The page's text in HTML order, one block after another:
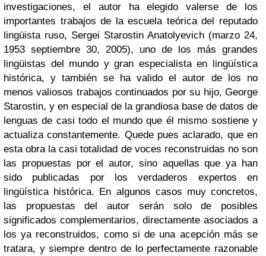
investigaciones, el autor ha elegido valerse de los
importantes trabajos de la escuela teórica del reputado
lingüista ruso, Sergei Starostin Anatolyevich (marzo 24,
1953 septiembre 30, 2005), uno de los más grandes
lingüistas del mundo y gran especialista en lingüística
histórica, y también se ha valido el autor de los no
menos valiosos trabajos continuados por su hijo, George
Starostin, y en especial de la grandiosa base de datos de
lenguas de casi todo el mundo que él mismo sostiene y
actualiza constantemente. Quede pues aclarado, que en
esta obra la casi totalidad de voces reconstruidas no son
las propuestas por el autor, sino aquellas que ya han
sido publicadas por los verdaderos expertos en
lingüística histórica. En algunos casos muy concretos,
las propuestas del autor serán solo de posibles
significados complementarios, directamente asociados a
los ya reconstruidos, como si de una acepción más se
tratara, y siempre dentro de lo perfectamente razonable